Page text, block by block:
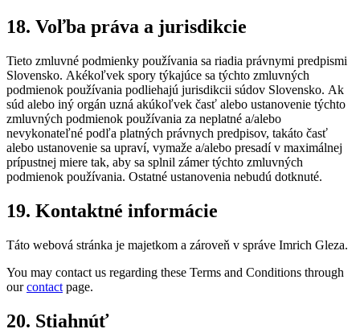
18. Voľba práva a jurisdikcie
Tieto zmluvné podmienky používania sa riadia právnymi predpismi
Slovensko. Akékoľvek spory týkajúce sa týchto zmluvných
podmienok používania podliehajú jurisdikcii súdov Slovensko. Ak
súd alebo iný orgán uzná akúkoľvek časť alebo ustanovenie týchto
zmluvných podmienok používania za neplatné a/alebo
nevykonateľné podľa platných právnych predpisov, takáto časť
alebo ustanovenie sa upraví, vymaže a/alebo presadí v maximálnej
prípustnej miere tak, aby sa splnil zámer týchto zmluvných
podmienok používania. Ostatné ustanovenia nebudú dotknuté.
19. Kontaktné informácie
Táto webová stránka je majetkom a zároveň v správe Imrich Gleza.
You may contact us regarding these Terms and Conditions through
ourcontact page.
20. Stiahnúť